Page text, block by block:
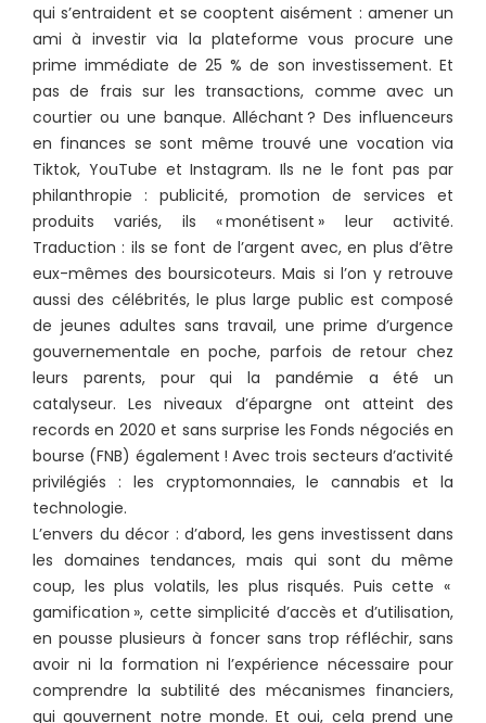
qui s’entraident et se cooptent aisément : amener un
ami à investir via la plateforme vous procure une
prime immédiate de 25 % de son investissement. Et
pas de frais sur les transactions, comme avec un
courtier ou une banque. Alléchant ? Des influenceurs
en finances se sont même trouvé une vocation via
Tiktok, YouTube et Instagram. Ils ne le font pas par
philanthropie : publicité, promotion de services et
produits variés, ils « monétisent » leur activité.
Traduction : ils se font de l’argent avec, en plus d’être
eux-mêmes des boursicoteurs. Mais si l’on y retrouve
aussi des célébrités, le plus large public est composé
de jeunes adultes sans travail, une prime d’urgence
gouvernementale en poche, parfois de retour chez
leurs parents, pour qui la pandémie a été un
catalyseur. Les niveaux d’épargne ont atteint des
records en 2020 et sans surprise les Fonds négociés en
bourse (FNB) également ! Avec trois secteurs d’activité
privilégiés : les cryptomonnaies, le cannabis et la
technologie.
L’envers du décor : d’abord, les gens investissent dans
les domaines tendances, mais qui sont du même
coup, les plus volatils, les plus risqués. Puis cette «
gamification », cette simplicité d’accès et d’utilisation,
en pousse plusieurs à foncer sans trop réfléchir, sans
avoir ni la formation ni l’expérience nécessaire pour
comprendre la subtilité des mécanismes financiers,
qui gouvernent notre monde. Et oui, cela prend une